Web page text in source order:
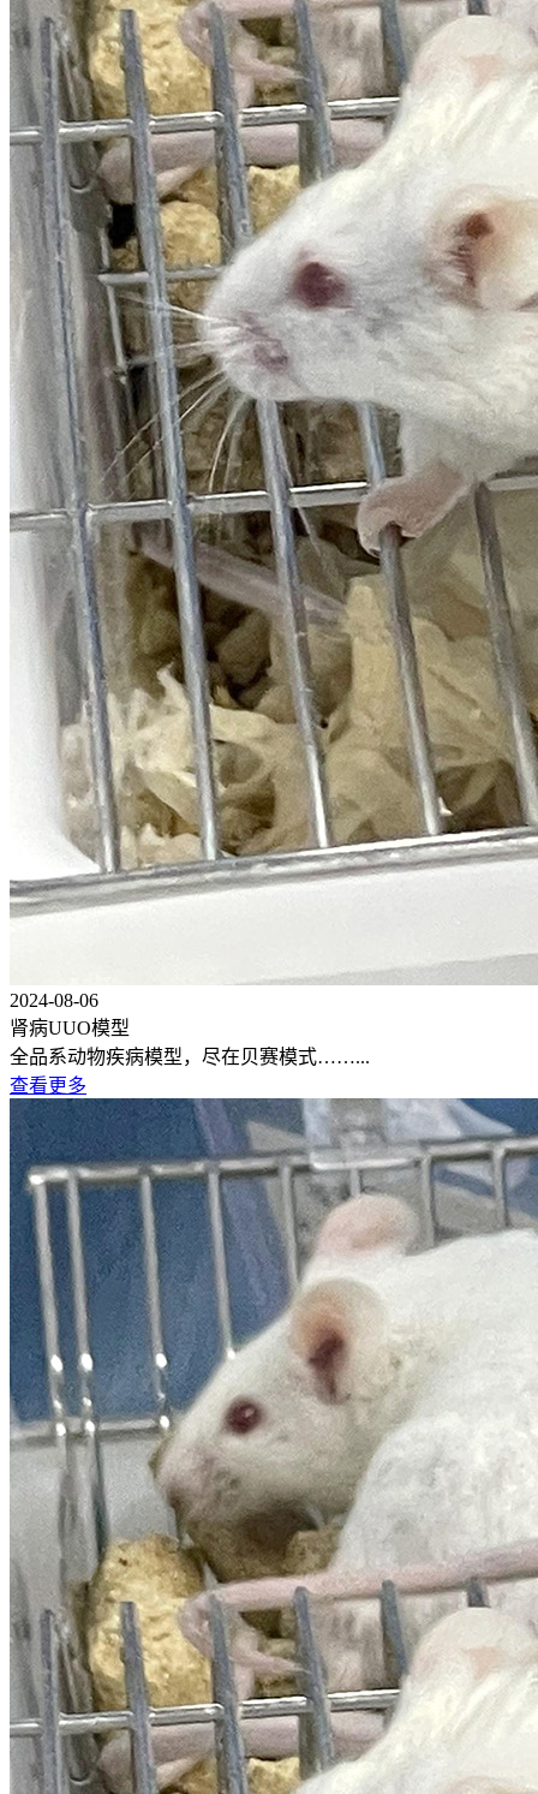
2024-08-06
肾病UUO模型
全品系动物疾病模型，尽在贝赛模式……...
查看更多